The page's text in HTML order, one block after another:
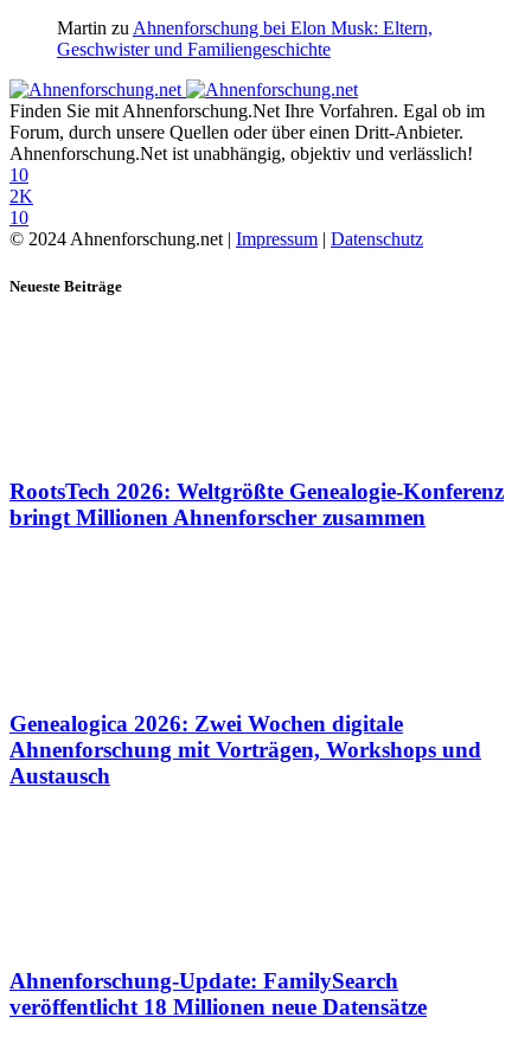
Martin zu Ahnenforschung bei Elon Musk: Eltern,
Geschwister und Familiengeschichte
Finden Sie mit Ahnenforschung.Net Ihre Vorfahren. Egal ob im
Forum, durch unsere Quellen oder über einen Dritt-Anbieter.
Ahnenforschung.Net ist unabhängig, objektiv und verlässlich!
10
2K
10
© 2024 Ahnenforschung.net | Impressum | Datenschutz
Neueste Beiträge
RootsTech 2026: Weltgrößte Genealogie-Konferenz
bringt Millionen Ahnenforscher zusammen
Genealogica 2026: Zwei Wochen digitale
Ahnenforschung mit Vorträgen, Workshops und
Austausch
Ahnenforschung-Update: FamilySearch
veröffentlicht 18 Millionen neue Datensätze